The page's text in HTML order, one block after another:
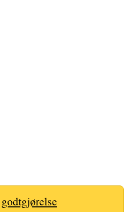
godtgjørelse